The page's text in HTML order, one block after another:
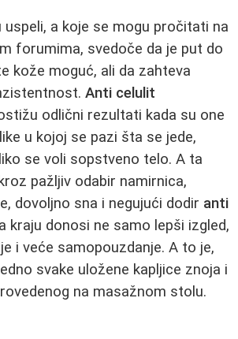
uspeli, a koje se mogu pročitati na
forumima, svedoče da je put do
kože moguć, ali da zahteva
Anti celulit
odlični rezultati kada su one
u kojoj se pazi šta se jede,
se voli sopstveno telo. A ta
pažljiv odabir namirnica,
dovoljno sna i negujući dodir anti
kraju donosi ne samo lepši izgled,
i veće samopouzdanje. A to je,
svake uložene kapljice znoja i
na masažnom stolu.